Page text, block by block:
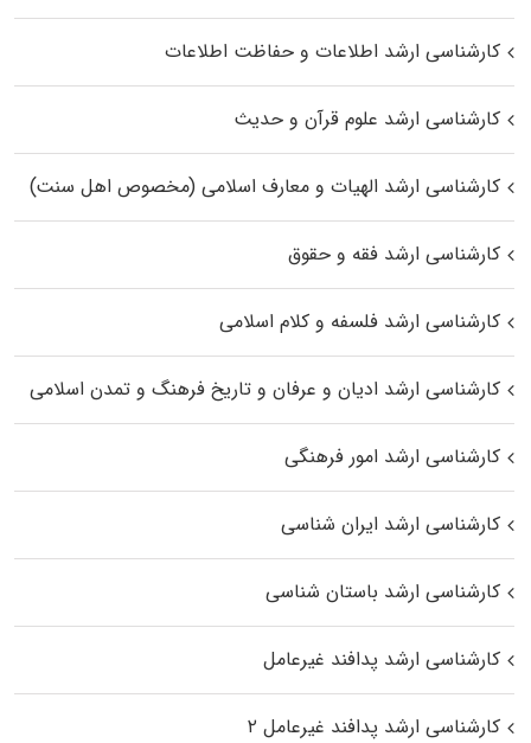
کارشناسی ارشد اطلاعات و حفاظت اطلاعات
کارشناسی ارشد علوم قرآن و حدیث
کارشناسی ارشد الهیات و معارف اسلامی (مخصوص اهل سنت)
کارشناسی ارشد فقه و حقوق
کارشناسی ارشد فلسفه و کلام اسلامی
کارشناسی ارشد ادیان و عرفان و تاریخ فرهنگ و تمدن اسلامی
کارشناسی ارشد امور فرهنگی
کارشناسی ارشد ایران شناسی
کارشناسی ارشد باستان شناسی
کارشناسی ارشد پدافند غیرعامل
کارشناسی ارشد پدافند غیرعامل ۲